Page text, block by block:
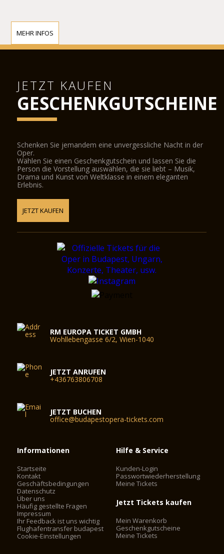
MEHR INFOS
JETZT KAUFEN
GESCHENKGUTSCHEINE
Schenken Sie jemandem eine unvergessliche Nacht in der
Oper.
Wählen Sie einen Geschenkgutschein und lassen Sie die
Person die Vorstellung auswählen, die sie liebt – Musik,
Drama und Kunst von Weltklasse in einem eleganten
Erlebnis.
JETZT KAUFEN
RM EUROPA TICKET GMBH
Wohllebengasse 6/2, Wien-1040
JETZT ANRUFEN
+436763806708
JETZT BUCHEN
office@budapestopera-tickets.com
Informationen
Startseite
Kontakt
Geschäftsbedingungen
Datenschutz
Über uns
Häufig gestellte Fragen
Impressum
Ihr Feedback ist uns wichtig
Flughafentransfer budapest
Cookie-Einstellungen
Hilfe & Service
Kunden-Login
Passwortwiederherstellung
Meine Tickets
Jetzt Tickets kaufen
Mein Warenkorb
Geschenkgutscheine
Meine Tickets